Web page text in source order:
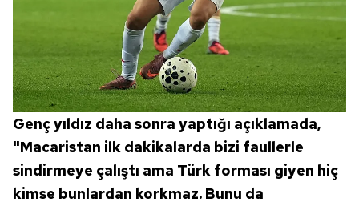
Genç yıldız daha sonra yaptığı açıklamada,
"Macaristan ilk dakikalarda bizi faullerle
sindirmeye çalıştı ama Türk forması giyen hiç
kimse bunlardan korkmaz. Bunu da